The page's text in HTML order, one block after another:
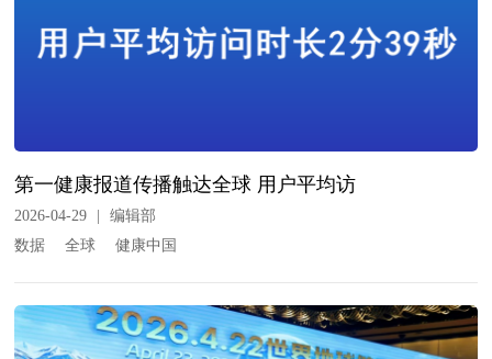
第一健康报道传播触达全球 用户平均访
2026-04-29 |
编辑部
数据
全球 健康中国